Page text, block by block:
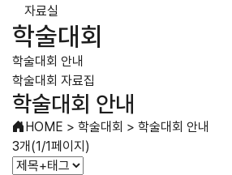
자료실
학술대회
학술대회 안내
학술대회 자료집
학술대회 안내
HOME > 학술대회 > 학술대회 안내
3개(1/1페이지)